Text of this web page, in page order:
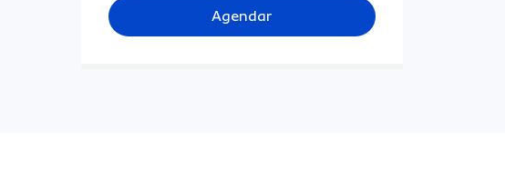
Agendar